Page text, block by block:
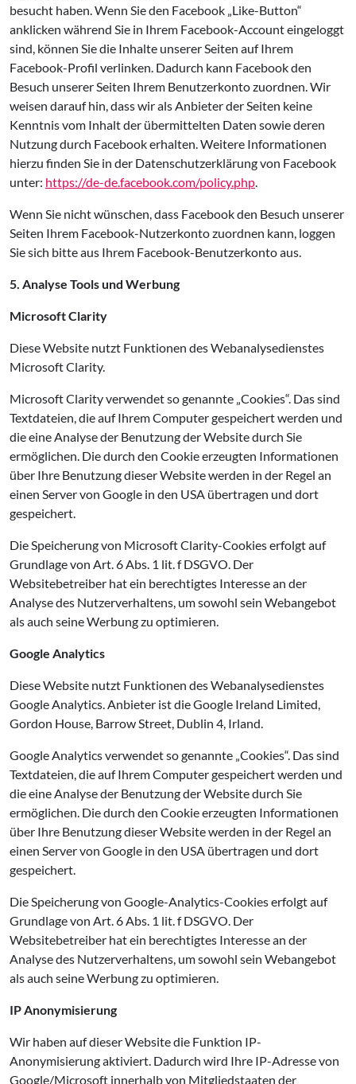
besucht haben. Wenn Sie den Facebook „Like-Button“
anklicken während Sie in Ihrem Facebook-Account eingeloggt
sind, können Sie die Inhalte unserer Seiten auf Ihrem
Facebook-Profil verlinken. Dadurch kann Facebook den
Besuch unserer Seiten Ihrem Benutzerkonto zuordnen. Wir
weisen darauf hin, dass wir als Anbieter der Seiten keine
Kenntnis vom Inhalt der übermittelten Daten sowie deren
Nutzung durch Facebook erhalten. Weitere Informationen
hierzu finden Sie in der Datenschutzerklärung von Facebook
unter: https://de-de.facebook.com/policy.php.
Wenn Sie nicht wünschen, dass Facebook den Besuch unserer
Seiten Ihrem Facebook-Nutzerkonto zuordnen kann, loggen
Sie sich bitte aus Ihrem Facebook-Benutzerkonto aus.
5. Analyse Tools und Werbung
Microsoft Clarity
Diese Website nutzt Funktionen des Webanalysedienstes
Microsoft Clarity.
Microsoft Clarity verwendet so genannte „Cookies“. Das sind
Textdateien, die auf Ihrem Computer gespeichert werden und
die eine Analyse der Benutzung der Website durch Sie
ermöglichen. Die durch den Cookie erzeugten Informationen
über Ihre Benutzung dieser Website werden in der Regel an
einen Server von Google in den USA übertragen und dort
gespeichert.
Die Speicherung von Microsoft Clarity-Cookies erfolgt auf
Grundlage von Art. 6 Abs. 1 lit. f DSGVO. Der
Websitebetreiber hat ein berechtigtes Interesse an der
Analyse des Nutzerverhaltens, um sowohl sein Webangebot
als auch seine Werbung zu optimieren.
Google Analytics
Diese Website nutzt Funktionen des Webanalysedienstes
Google Analytics. Anbieter ist die Google Ireland Limited,
Gordon House, Barrow Street, Dublin 4, Irland.
Google Analytics verwendet so genannte „Cookies“. Das sind
Textdateien, die auf Ihrem Computer gespeichert werden und
die eine Analyse der Benutzung der Website durch Sie
ermöglichen. Die durch den Cookie erzeugten Informationen
über Ihre Benutzung dieser Website werden in der Regel an
einen Server von Google in den USA übertragen und dort
gespeichert.
Die Speicherung von Google-Analytics-Cookies erfolgt auf
Grundlage von Art. 6 Abs. 1 lit. f DSGVO. Der
Websitebetreiber hat ein berechtigtes Interesse an der
Analyse des Nutzerverhaltens, um sowohl sein Webangebot
als auch seine Werbung zu optimieren.
IP Anonymisierung
Wir haben auf dieser Website die Funktion IP-
Anonymisierung aktiviert. Dadurch wird Ihre IP-Adresse von
Google/Microsoft innerhalb von Mitgliedstaaten der